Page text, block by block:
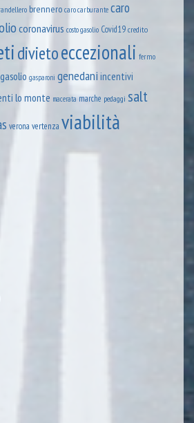
brennero caro carburante caro
coronavirus costo gasolio Covid19credito
divietoeccezionali fermo
gasolio gasparoni genedani incentivi
lo monte macerata marche pedaggi salt
verona vertenza viabilità